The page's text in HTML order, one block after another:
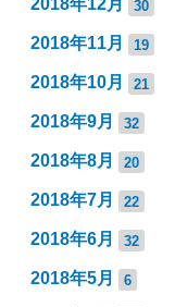
2018年12月 30
2018年11月 19
2018年10月 21
2018年9月 32
2018年8月 20
2018年7月 22
2018年6月 32
2018年5月 6